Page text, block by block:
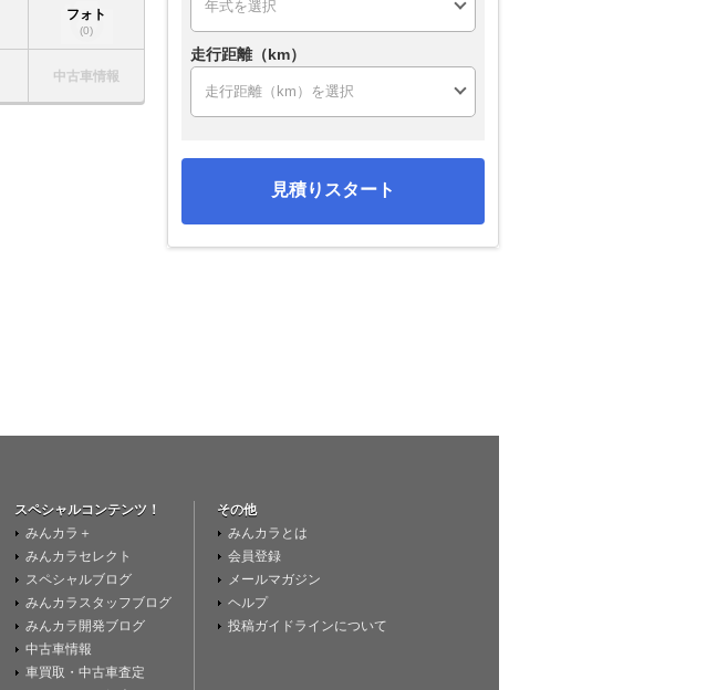
フォト
(0)
中古車情報
走行距離（km）
見積りスタート
スペシャルコンテンツ！
みんカラ＋
みんカラセレクト
スペシャルブログ
みんカラスタッフブログ
みんカラ開発ブログ
中古車情報
車買取・中古車査定
その他
みんカラとは
会員登録
メールマガジン
ヘルプ
投稿ガイドラインについて